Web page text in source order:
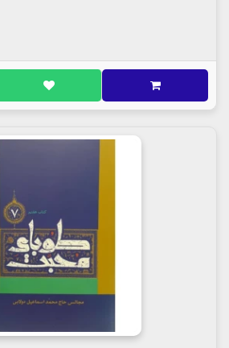
در زمین ها ، درخت ها و گیاهان را که
خوش بو ، خوش عطر و خوش رو را که
قشنگ تر است که اینها را بیرون می
مولف : هئیت تحریریه موسسه فرهنگی